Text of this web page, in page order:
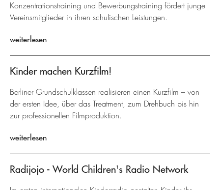
Konzentrationstraining und Bewerbungstraining fördert junge
Vereinsmitglieder in ihren schulischen Leistungen.
weiterlesen
Kinder machen Kurzfilm!
Berliner Grundschulklassen realisieren einen Kurzfilm – von
der ersten Idee, über das Treatment, zum Drehbuch bis hin
zur professionellen Filmproduktion.
weiterlesen
Radijojo - World Children's Radio Network